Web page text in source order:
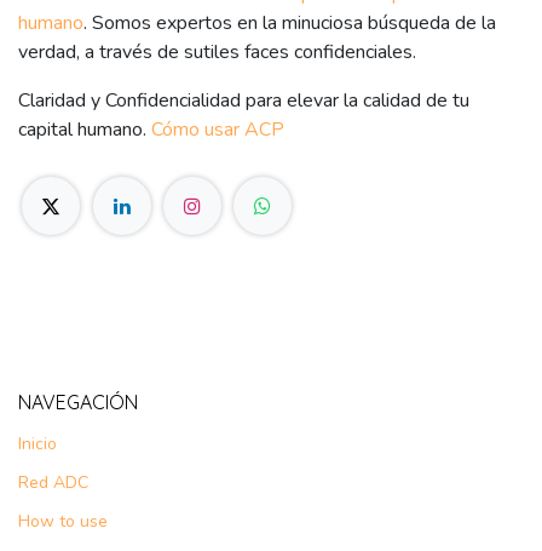
NAVEGACIÓN
Inicio
Red ADC
How to use
humano. Somos expertos en la minuciosa búsqueda de la
verdad, a través de sutiles faces confidenciales.
Claridad y Confidencialidad para elevar la calidad de tu
capital humano. Cómo usar ACP